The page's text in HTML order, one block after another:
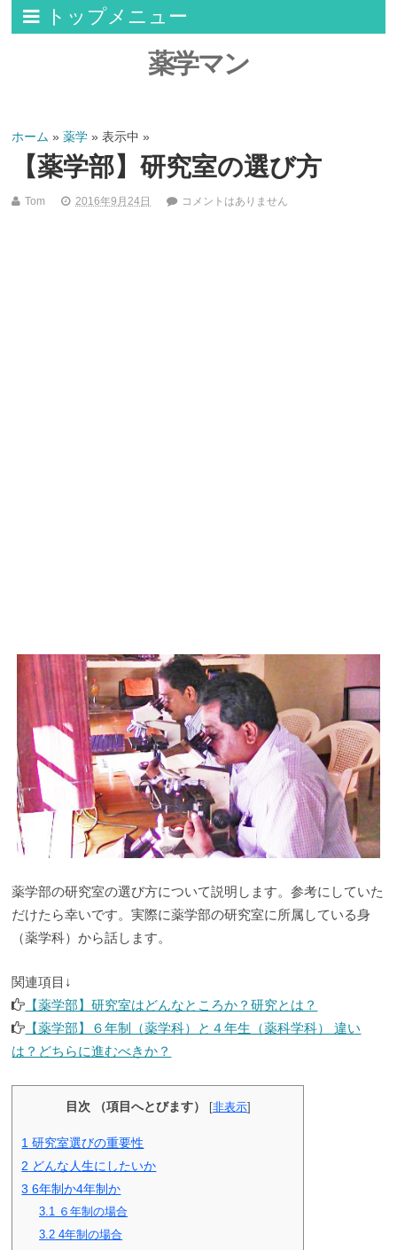
トップメニュー
薬学マン
ホーム »薬学 » 表示中 »
【薬学部】研究室の選び方
Tom 2016年9月24日 コメントはありません
薬学部の研究室の選び方について説明します。参考にしていた
だけたら幸いです。実際に薬学部の研究室に所属している身
（薬学科）から話します。
関連項目↓
【薬学部】研究室はどんなところか？研究とは？
【薬学部】６年制（薬学科）と４年生（薬科学科） 違い
は？どちらに進むべきか？
目次 （項目へとびます） [非表示]
1 研究室選びの重要性
2 どんな人生にしたいか
3 6年制か4年制か
3.1
６年制の場合
3.2 4年制の場合